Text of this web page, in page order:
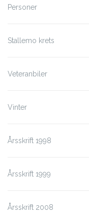
Personer
Stallemo krets
Veteranbiler
Vinter
Årsskrift 1998
Årsskrift 1999
Årsskrift 2008